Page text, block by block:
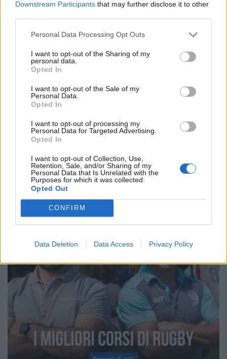
Downstream Participants that may further disclose it to other
Personal Data Processing Opt Outs
I want to opt-out of the Sharing of my
personal data.
Opted In
I want to opt-out of the Sale of my
Personal Data.
Opted In
I want to opt-out of processing my
Personal Data for Targeted Advertising.
Opted In
I want to opt-out of Collection, Use,
Retention, Sale, and/or Sharing of my
Personal Data that Is Unrelated with the
Purposes for which it was collected.
Opted Out
CONFIRM
Data Deletion Data Access Privacy Policy
EVENTI
Il TMO fa scuola al VAR del calcio
«Impariamo dalla cultura del rugby»
Pagina 1 di 4